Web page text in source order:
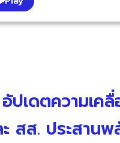
ปเดตความเค
สส. ประสานพ